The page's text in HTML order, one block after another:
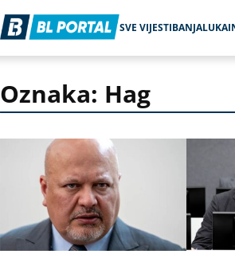
SVE VIJESTIBANJALUKA
Oznaka: Hag